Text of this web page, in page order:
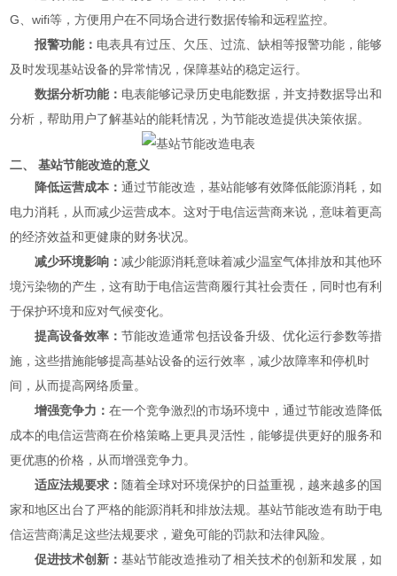
G、wifi等，方便用户在不同场合进行数据传输和远程监控。
报警功能： 电表具有过压、欠压、过流、缺相等报警功能，能够
及时发现基站设备的异常情况，保障基站的稳定运行。
数据分析功能： 电表能够记录历史电能数据，并支持数据导出和
分析，帮助用户了解基站的能耗情况，为节能改造提供决策依据。
二、 基站节能改造的意义
降低运营成本：通过节能改造，基站能够有效降低能源消耗，如
电力消耗，从而减少运营成本。这对于电信运营商来说，意味着更高
的经济效益和更健康的财务状况。
减少环境影响：减少能源消耗意味着减少温室气体排放和其他环
境污染物的产生，这有助于电信运营商履行其社会责任，同时也有利
于保护环境和应对气候变化。
提高设备效率：节能改造通常包括设备升级、优化运行参数等措
施，这些措施能够提高基站设备的运行效率，减少故障率和停机时
间，从而提高网络质量。
增强竞争力：在一个竞争激烈的市场环境中，通过节能改造降低
成本的电信运营商在价格策略上更具灵活性，能够提供更好的服务和
更优惠的价格，从而增强竞争力。
适应法规要求： 随着全球对环境保护的日益重视，越来越多的国
家和地区出台了严格的能源消耗和排放法规。基站节能改造有助于电
信运营商满足这些法规要求，避免可能的罚款和法律风险。
促进技术创新：基站节能改造推动了相关技术的创新和发展，如